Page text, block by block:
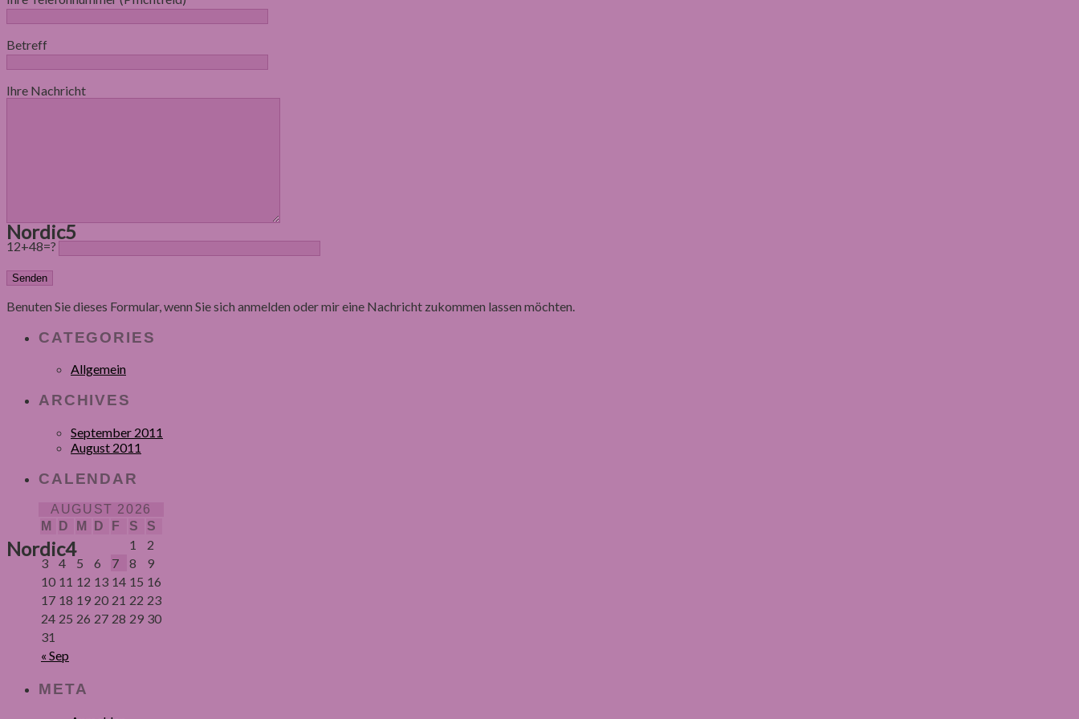
Nordic5
Nordic4
Betreff
Ihre Nachricht
12+48=?
Benuten Sie dieses Formular, wenn Sie sich anmelden oder mir eine Nachricht zukommen lassen möchten.
CATEGORIES
Allgemein
ARCHIVES
September 2011
August 2011
CALENDAR
AUGUST 2026
M
D M D F S S
« Sep
1
2
3
4 5 6 7 8
9
10 11 12 13 14 15 16
17 18 19 20 21 22 23
24 25 26 27 28 29 30
31
META